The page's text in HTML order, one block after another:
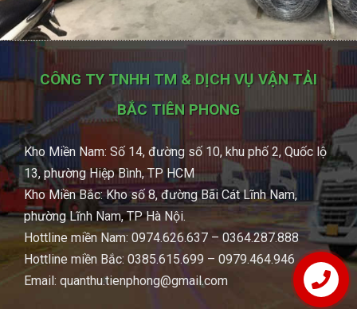
CÔNG TY TNHH TM & DỊCH VỤ VẬN TẢI
BẮC TIÊN PHONG
Kho Miền Nam: Số 14, đường số 10, khu phố 2, Quốc lộ
13, phường Hiệp Bình, TP HCM
Kho Miền Bắc: Kho số 8, đường Bãi Cát Lĩnh Nam,
phường Lĩnh Nam, TP Hà Nội.
Hottline miền Nam: 0974.626.637 – 0364.287.888
Hottline miền Bắc: 0385.615.699 – 0979.464.946
Email: quanthu.tienphong@gmail.com
Hotline 24/7